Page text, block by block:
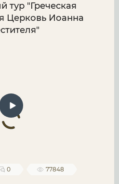
тур "Греческая
Церковь Иоанна
0 77848